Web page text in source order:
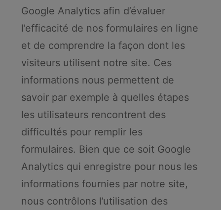
Google Analytics afin d’évaluer
l’efficacité de nos formulaires en ligne
et de comprendre la façon dont les
visiteurs utilisent notre site. Ces
informations nous permettent de
savoir par exemple à quelles étapes
les utilisateurs rencontrent des
difficultés pour remplir les
formulaires. Bien que ce soit Google
Analytics qui enregistre pour nous les
informations fournies par notre site,
nous contrôlons l’utilisation des